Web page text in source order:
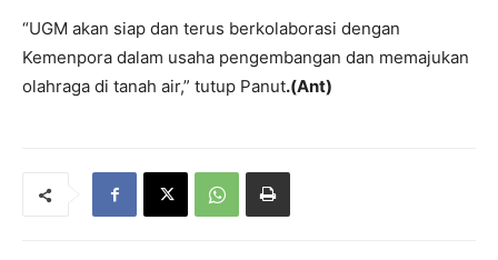
“UGM akan siap dan terus berkolaborasi dengan
Kemenpora dalam usaha pengembangan dan memajukan
olahraga di tanah air,” tutup Panut.(Ant)